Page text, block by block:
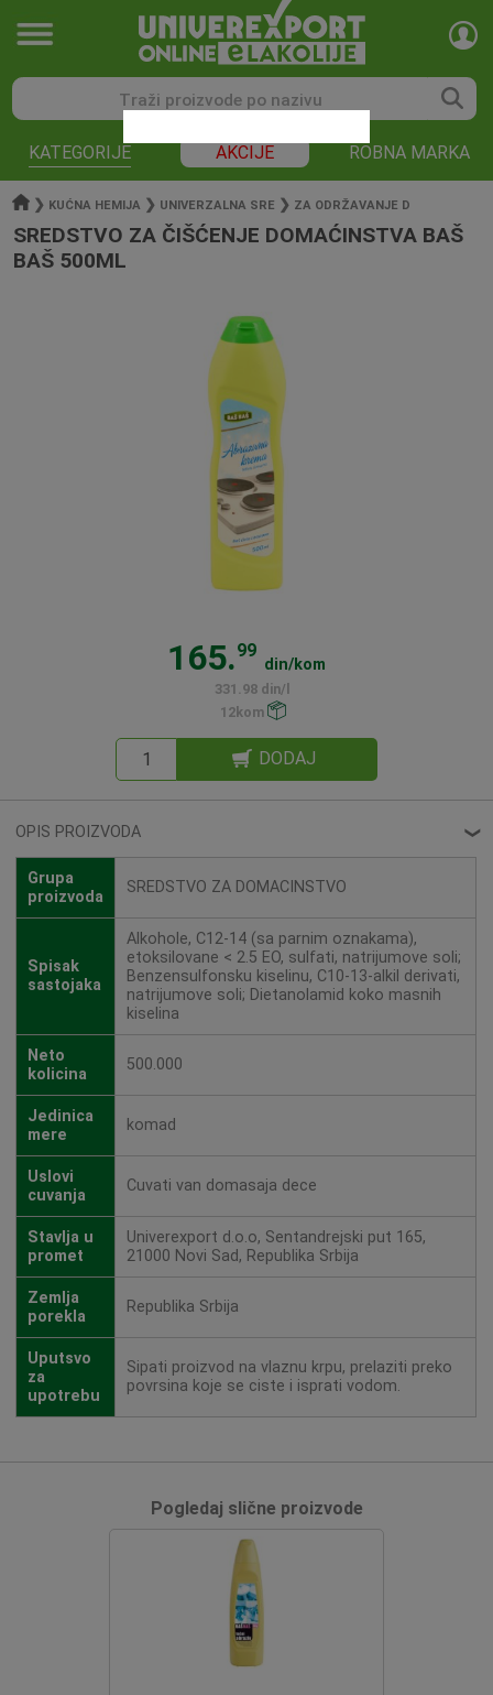
KATEGORIJE AKCIJE ROBNA MARKA
❯ KUĆNA HEMIJA ❯ UNIVERZALNA SRE ❯ ZA ODRŽAVANJE D
SREDSTVO ZA ČIŠĆENJE DOMAĆINSTVA BAŠ
BAŠ 500ML
165.99
din/kom
331.98 din/l
12kom
DODAJ
OPIS PROIZVODA ❮
Grupa
proizvoda
SREDSTVO ZA DOMACINSTVO
Spisak
sastojaka
Alkohole, C12-14 (sa parnim oznakama),
etoksilovane < 2.5 EO, sulfati, natrijumove soli;
Benzensulfonsku kiselinu, C10-13-alkil derivati,
natrijumove soli; Dietanolamid koko masnih
kiselina
Neto
kolicina
500.000
Jedinica
mere
komad
Uslovi
cuvanja
Cuvati van domasaja dece
Stavlja u
promet
Univerexport d.o.o, Sentandrejski put 165,
21000 Novi Sad, Republika Srbija
Zemlja
porekla
Republika Srbija
Uputsvo
za
upotrebu
Sipati proizvod na vlaznu krpu, prelaziti preko
povrsina koje se ciste i isprati vodom.
Pogledaj slične proizvode